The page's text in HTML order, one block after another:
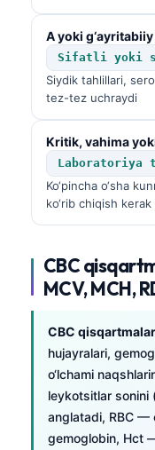
A yoki g‘ayritabiiy
Sifatli yoki
Siydik tahlillari,
tez-tez uchraydi
Kritik, vahima
Laboratoriya
Ko‘pincha o‘sha
ko‘rib chiqish kerak
CBC
MCV, MCH,
CBC
hujayralari,
o‘lchami
leykotsitlar sonini
anglatadi, RBC
gemoglobin, Hct